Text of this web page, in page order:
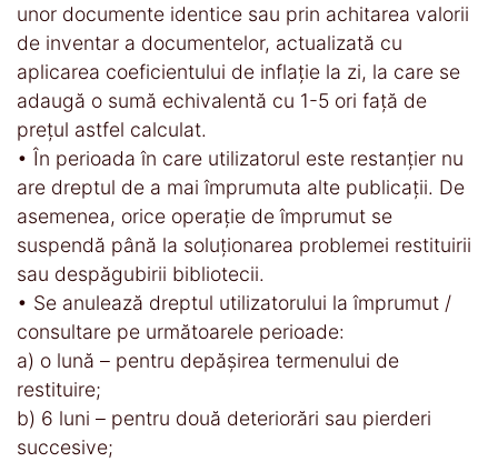
unor documente identice sau prin achitarea valorii
de inventar a documentelor, actualizată cu
aplicarea coeficientului de inflaţie la zi, la care se
adaugă o sumă echivalentă cu 1-5 ori faţă de
preţul astfel calculat.
• În perioada în care utilizatorul este restanţier nu
are dreptul de a mai împrumuta alte publicaţii. De
asemenea, orice operaţie de împrumut se
suspendă până la soluţionarea problemei restituirii
sau despăgubirii bibliotecii.
• Se anulează dreptul utilizatorului la împrumut /
consultare pe următoarele perioade:
a) o lună – pentru depăşirea termenului de
restituire;
b) 6 luni – pentru două deteriorări sau pierderi
succesive;